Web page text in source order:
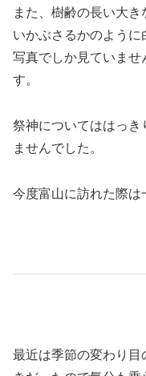
また、樹齢の長い大
いかぶさるかのように
写真でしか見ていま
す。
祭神についてははっき
ませんでした。
今度富山に訪れた際は
最近は季節の変わり